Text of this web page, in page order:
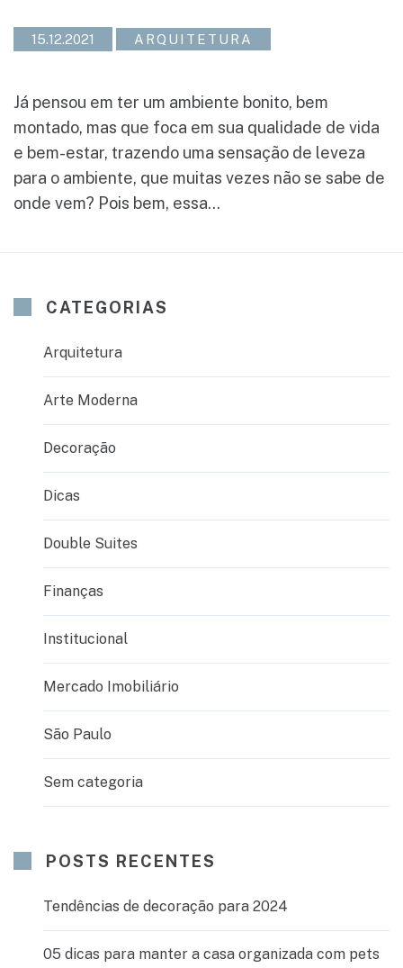
15.12.2021 ARQUITETURA
Já pensou em ter um ambiente bonito, bem
montado, mas que foca em sua qualidade de vida
e bem-estar, trazendo uma sensação de leveza
para o ambiente, que muitas vezes não se sabe de
onde vem? Pois bem, essa...
CATEGORIAS
Arquitetura
Arte Moderna
Decoração
Dicas
Double Suites
Finanças
Institucional
Mercado Imobiliário
São Paulo
Sem categoria
POSTS RECENTES
Tendências de decoração para 2024
05 dicas para manter a casa organizada com pets